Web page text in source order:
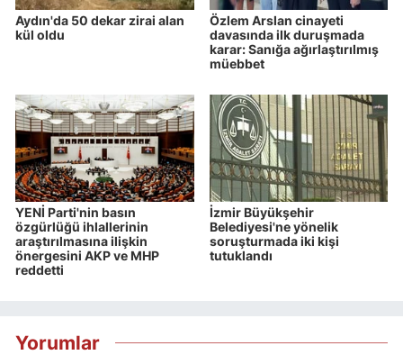
Aydın'da 50 dekar zirai alan
kül oldu
Özlem Arslan cinayeti
davasında ilk duruşmada
karar: Sanığa ağırlaştırılmış
müebbet
YENİ Parti'nin basın
özgürlüğü ihlallerinin
araştırılmasına ilişkin
önergesini AKP ve MHP
reddetti
İzmir Büyükşehir
Belediyesi'ne yönelik
soruşturmada iki kişi
tutuklandı
Yorumlar